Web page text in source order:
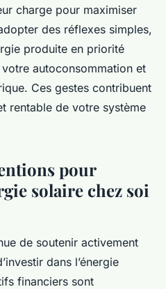
charge pour maximiser
des réflexes simples,
produite en priorité
autoconsommation et
Ces gestes contribuent
rentable de votre système
pour
solaire chez soi
de soutenir activement
dans l’énergie
financiers sont